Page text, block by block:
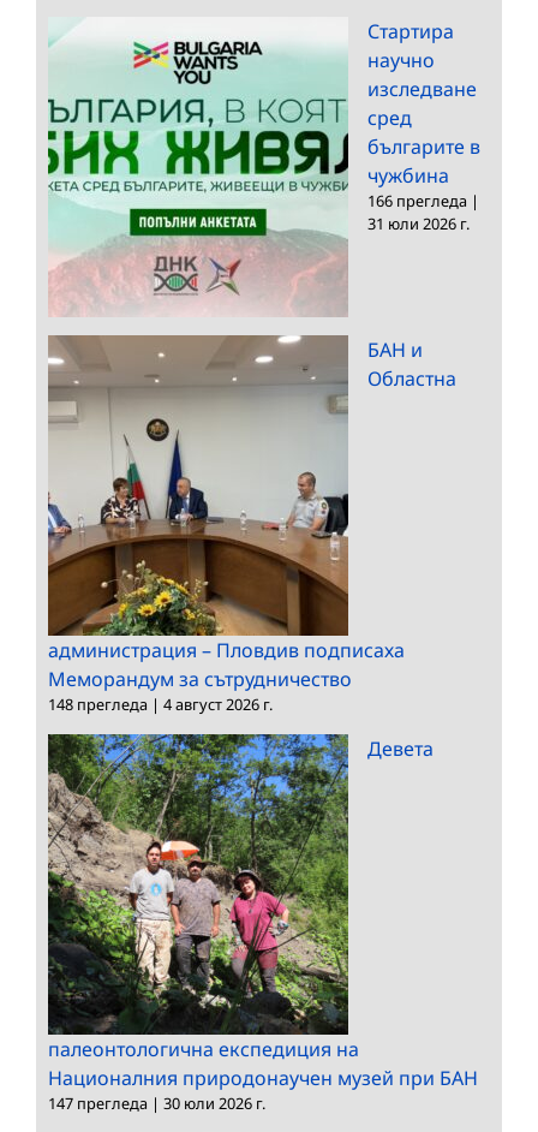
Стартира
научно
изследване
сред
българите в
чужбина
166 прегледа |
31 юли 2026 г.
БАН и
Областна
администрация – Пловдив подписаха
Меморандум за сътрудничество
148 прегледа | 4 август 2026 г.
Девета
палеонтологична експедиция на
Националния природонаучен музей при БАН
147 прегледа | 30 юли 2026 г.